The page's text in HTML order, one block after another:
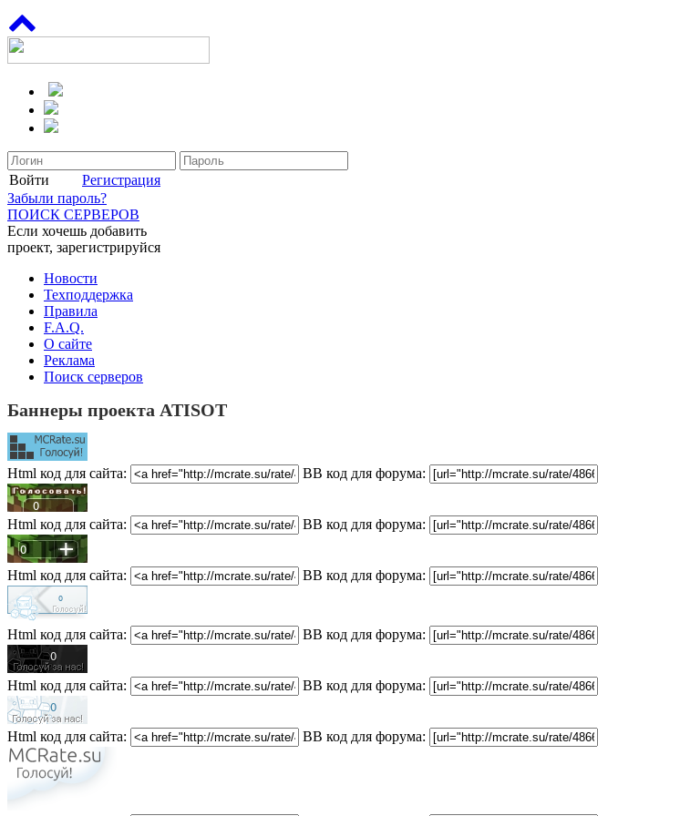
Войти
Регистрация
Забыли пароль?
ПОИСК СЕРВЕРОВ
Если хочешь добавить
проект, зарегистрируйся
Новости
Техподдержка
Правила
F.A.Q.
О сайте
Реклама
Поиск серверов
Баннеры проекта ATISOT
Html код для сайта: BB код для форума:
Html код для сайта: BB код для форума:
Html код для сайта: BB код для форума:
Html код для сайта: BB код для форума:
Html код для сайта: BB код для форума:
Html код для сайта: BB код для форума: